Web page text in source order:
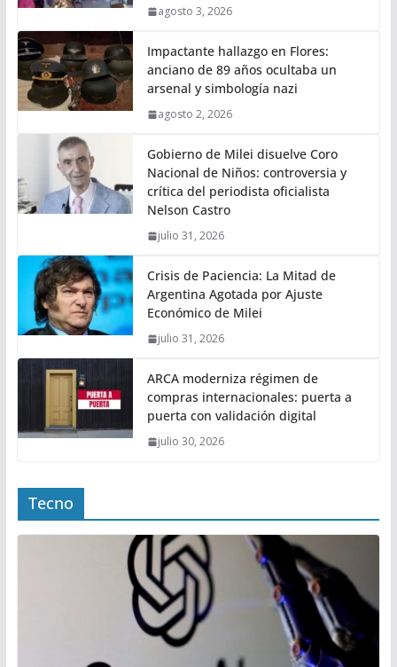
agosto 3, 2026
Impactante hallazgo en Flores:
anciano de 89 años ocultaba un
arsenal y simbología nazi
agosto 2, 2026
Gobierno de Milei disuelve Coro
Nacional de Niños: controversia y
crítica del periodista oficialista
Nelson Castro
julio 31, 2026
Crisis de Paciencia: La Mitad de
Argentina Agotada por Ajuste
Económico de Milei
julio 31, 2026
ARCA moderniza régimen de
compras internacionales: puerta a
puerta con validación digital
julio 30, 2026
Tecno